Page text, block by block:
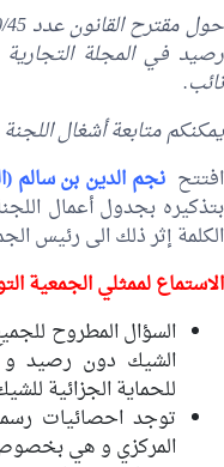
رصيد في المجلة
نائب.
يمكنكم متابعة أشغال
افتتح نجم الدين بنسالم
بتذكيره بجدول أعمال
الكلمة إثر ذلك الى رئيس
الاستماع لممثليالجمعية
السؤال المطروح
الشيك دون رصيد و
للحماية الجزائية
توجد احصائيات
المركزي و هي بخصوص